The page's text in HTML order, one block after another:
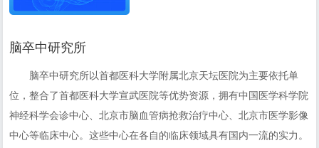
脑卒中研究所
脑卒中研究所以首都医科大学附属北京天坛医院为主要依托单
位，整合了首都医科大学宣武医院等优势资源，拥有中国医学科学院
神经科学会诊中心、北京市脑血管病抢救治疗中心、北京市医学影像
中心等临床中心。这些中心在各自的临床领域具有国内一流的实力。